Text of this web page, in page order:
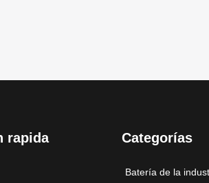
rapida Categorías
Batería de la